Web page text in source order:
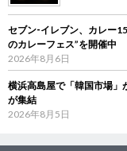
セブン‐イレブン、カレー
のカレーフェス”を開催中
2026年8月6日
横浜高島屋で「韓国市場
が集結
2026年8月5日